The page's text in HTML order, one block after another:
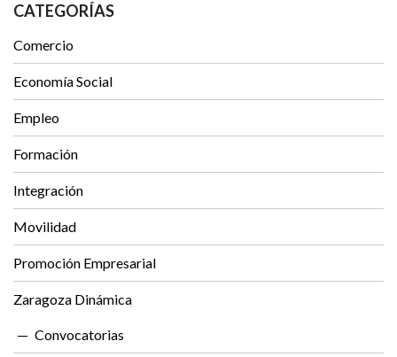
CATEGORÍAS
Comercio
Economía Social
Empleo
Formación
Integración
Movilidad
Promoción Empresarial
Zaragoza Dinámica
Convocatorias